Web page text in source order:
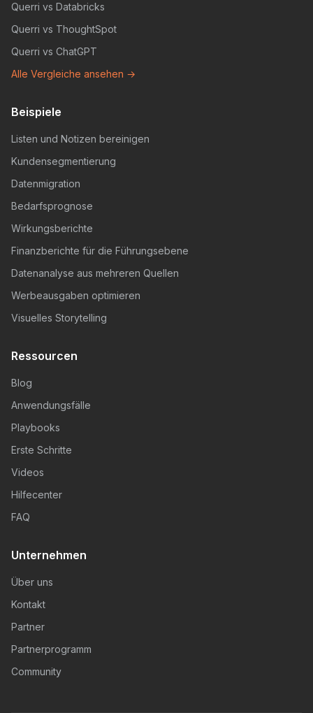
Querri vs Databricks
Querri vs ThoughtSpot
Querri vs ChatGPT
Alle Vergleiche ansehen →
Beispiele
Listen und Notizen bereinigen
Kundensegmentierung
Datenmigration
Bedarfsprognose
Wirkungsberichte
Finanzberichte für die Führungsebene
Datenanalyse aus mehreren Quellen
Werbeausgaben optimieren
Visuelles Storytelling
Ressourcen
Blog
Anwendungsfälle
Playbooks
Erste Schritte
Videos
Hilfecenter
FAQ
Unternehmen
Über uns
Kontakt
Partner
Partnerprogramm
Community